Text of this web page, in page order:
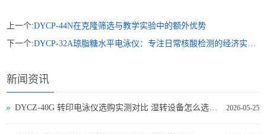
上一个:DYCP-44N在克隆筛选与教学实验中的额外优势
下一个:DYCP-32A琼脂糖水平电泳仪：专注日常核酸检测的经济实用之选
新闻资讯
2026-05-25
DYCZ-40G 转印电泳仪选购实测对比 湿转设备怎么选不踩坑